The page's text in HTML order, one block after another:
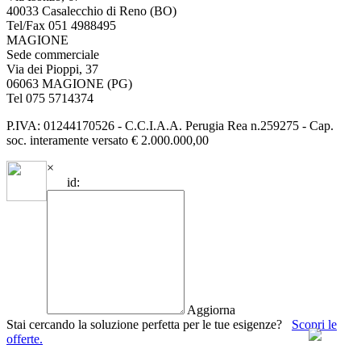
40033 Casalecchio di Reno (BO)
Tel/Fax 051 4988495
MAGIONE
Sede commerciale
Via dei Pioppi, 37
06063 MAGIONE (PG)
Tel 075 5714374
P.IVA: 01244170526 - C.C.I.A.A. Perugia Rea n.259275 - Cap.
soc. interamente versato € 2.000.000,00
×
id:
Aggiorna
Stai cercando la soluzione perfetta per le tue esigenze? Scopri le
offerte.